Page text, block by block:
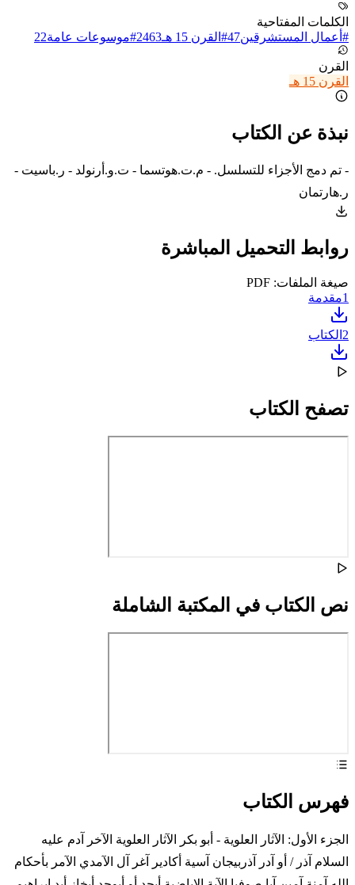
الكلمات المفتاحية
# أعمال المستشرقين47
# القرن 15 هـ 2463
#موسوعات عامة22
القرن
القرن 15 هـ
نبذة عن الكتاب
- تم دمج الأجزاء للتسلسل. - م.ت.هوتسما - ت.و.أرنولد - ر.باسيت -
ر.هارتمان
روابط التحميل المباشرة
صيغة الملفات: PDF
1مقدمة
2 الكتاب
تصفح الكتاب
نص الكتاب في المكتبة الشاملة
فهرس الكتاب
الجزء الأول: الآثار العلوية - أبو بكر الآثار العلوية الآخر آدم عليه
السلام آذر / أو آدر آذربيجان آسية أكادير آغر آل الآمدي الآمر بأحكام